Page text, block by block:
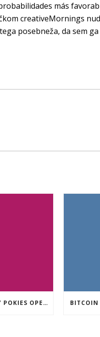
más
creativeMornings
posebneža, da sem
CRYPTO CURRENCY POKIES OPEN BITCOIN